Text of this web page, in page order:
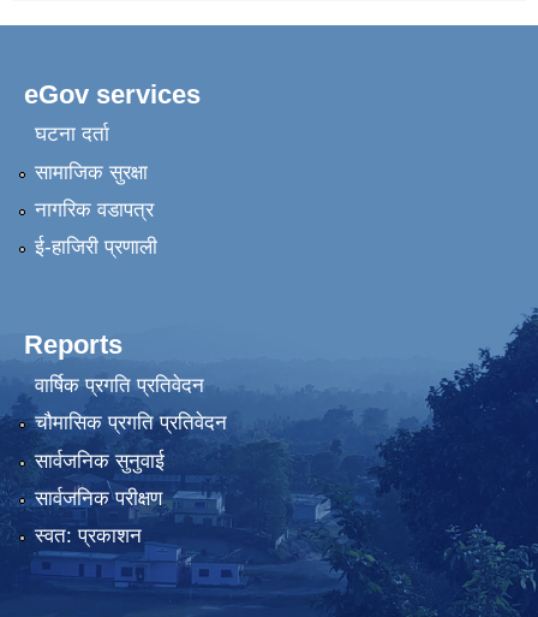
eGov services
घटना दर्ता
सामाजिक सुरक्षा
नागरिक वडापत्र
ई-हाजिरी प्रणाली
Reports
वार्षिक प्रगति प्रतिवेदन
चौमासिक प्रगति प्रतिवेदन
सार्वजनिक सुनुवाई
सार्वजनिक परीक्षण
स्वत: प्रकाशन